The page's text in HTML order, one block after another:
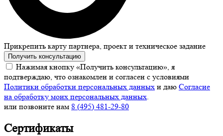
Прикрепить карту партнера, проект и техническое задание
Получить консультацию
Нажимая кнопку «Получить консультацию», я
подтверждаю, что ознакомлен и согласен с условиями
Политики обработки персональных данных и даю Согласие
на обработку моих персональных данных.
или позвоните нам 8 (495) 481-29-80
Сертификаты